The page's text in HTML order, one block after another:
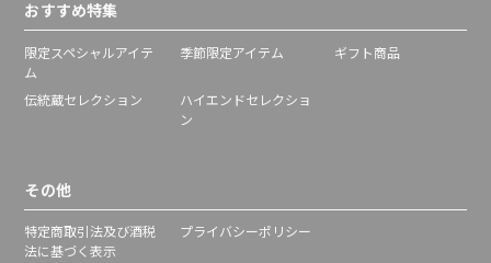
おすすめ特集
限定スペシャルアイテ
ム
季節限定アイテム ギフト商品
伝統蔵セレクション
ハイエンドセレクショ
ン
その他
特定商取引法及び酒税
法に基づく表示
プライバシーポリシー